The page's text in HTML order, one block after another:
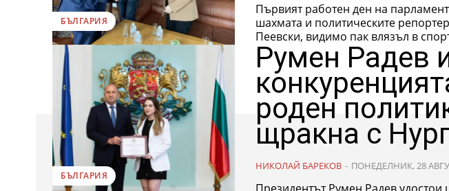
БЪЛГАРИЯ
Първият работен ден на
шахмата и политическите репортерки. Народният представител
Пеевски, видимо пак влязъл в
БЪЛГАРИЯ
Румен Радев
роден
щракна с
НИКОЛАЙ БАРЕКОВ - ПОНЕДЕЛНИК, 28